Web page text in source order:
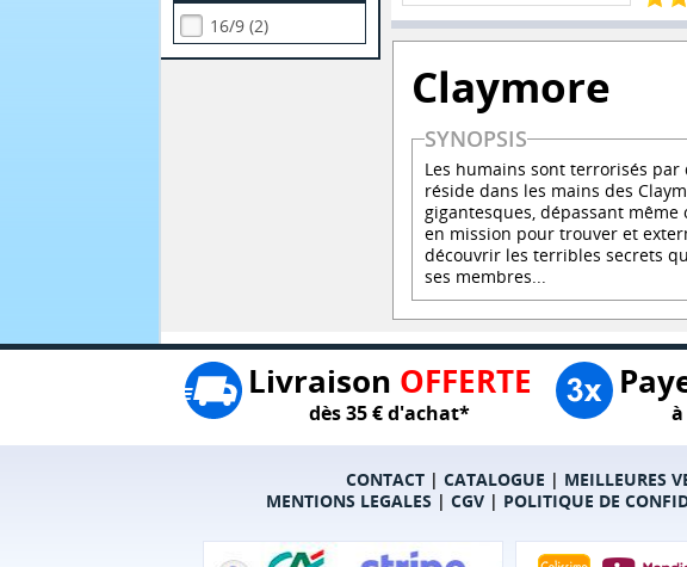
16/9 (2)
Claymore
SYNOPSIS
Les humains sont terrorisés
réside dans les mains des
gigantesques, dépassant
en mission pour trouver et
découvrir les terribles secrets
ses membres...
Livraison OFFERTE
dès 35 € d'achat*
CONTACT| CATALOGUE | MEILLEURES
MENTIONS LEGALES | CGV| POLITIQUE DE